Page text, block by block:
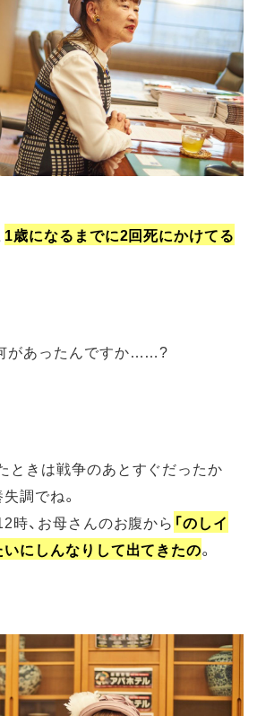
1歳になるまでに2回死にかけてる
があったんですか……?
ときは戦争のあとすぐだったか
調でね。
時、お母さんのお腹から 「のしイ
いにしんなりして出てきたの。